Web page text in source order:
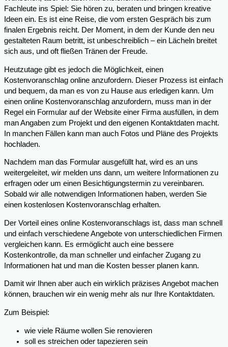
Fachleute ins Spiel: Sie hören zu, beraten und bringen kreative
Ideen ein. Es ist eine Reise, die vom ersten Gespräch bis zum
finalen Ergebnis reicht. Der Moment, in dem der Kunde den neu
gestalteten Raum betritt, ist unbeschreiblich – ein Lächeln breitet
sich aus, und oft fließen Tränen der Freude.
Heutzutage gibt es jedoch die Möglichkeit, einen
Kostenvoranschlag online anzufordern. Dieser Prozess ist einfach
und bequem, da man es von zu Hause aus erledigen kann. Um
einen online Kostenvoranschlag anzufordern, muss man in der
Regel ein Formular auf der Website einer Firma ausfüllen, in dem
man Angaben zum Projekt und den eigenen Kontaktdaten macht.
In manchen Fällen kann man auch Fotos und Pläne des Projekts
hochladen.
Nachdem man das Formular ausgefüllt hat, wird es an uns
weitergeleitet, wir melden uns dann, um weitere Informationen zu
erfragen oder um einen Besichtigungstermin zu vereinbaren.
Sobald wir alle notwendigen Informationen haben, werden Sie
einen kostenlosen Kostenvoranschlag erhalten.
Der Vorteil eines online Kostenvoranschlags ist, dass man schnell
und einfach verschiedene Angebote von unterschiedlichen Firmen
vergleichen kann. Es ermöglicht auch eine bessere
Kostenkontrolle, da man schneller und einfacher Zugang zu
Informationen hat und man die Kosten besser planen kann.
Damit wir Ihnen aber auch ein wirklich präzises Angebot machen
können, brauchen wir ein wenig mehr als nur Ihre Kontaktdaten.
Zum Beispiel:
wie viele Räume wollen Sie renovieren
soll es streichen oder tapezieren sein